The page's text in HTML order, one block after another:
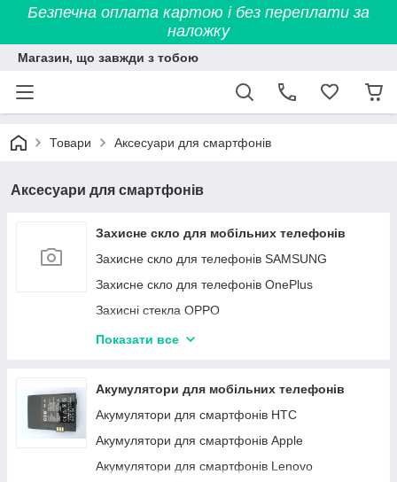
Безпечна оплата картою і без переплати за
наложку
Магазин, що завжди з тобою
Товари Аксесуари для смартфонів
Аксесуари для смартфонів
Захисне скло для мобільних телефонів
Захисне скло для телефонів SAMSUNG
Захисне скло для телефонів OnePlus
Захисні стекла OPPO
Захисне скло для телефонів MOTOROLA
Захисне скло для телефонів Google
Захисне скло для телефонів HUAWEI
Захисні стекла REALME
Захисне скло для телефонів Vivo
Показати все
Акумулятори для мобільних телефонів
Акумулятори для смартфонів HTC
Акумулятори для смартфонів Apple
Акумулятори для смартфонів Lenovo